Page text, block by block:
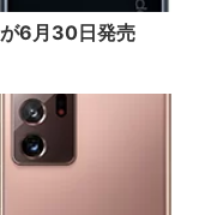
6月30日発売